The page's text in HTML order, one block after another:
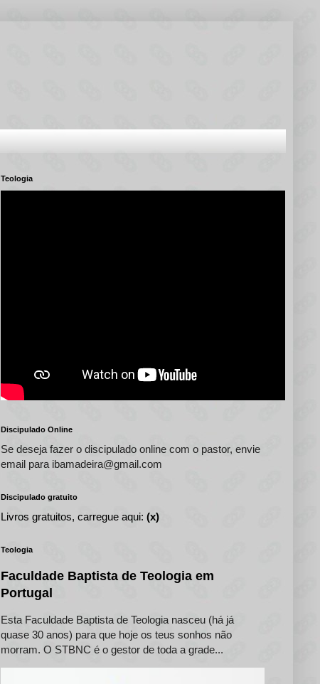
Teologia
Discipulado Online
Se deseja fazer o discipulado online com o pastor, envie
email para ibamadeira@gmail.com
Discipulado gratuito
Livros gratuitos, carregue aqui: (x)
Teologia
Faculdade Baptista de Teologia em
Portugal
Esta Faculdade Baptista de Teologia nasceu (há já
quase 30 anos) para que hoje os teus sonhos não
morram. O STBNC é o gestor de toda a grade...